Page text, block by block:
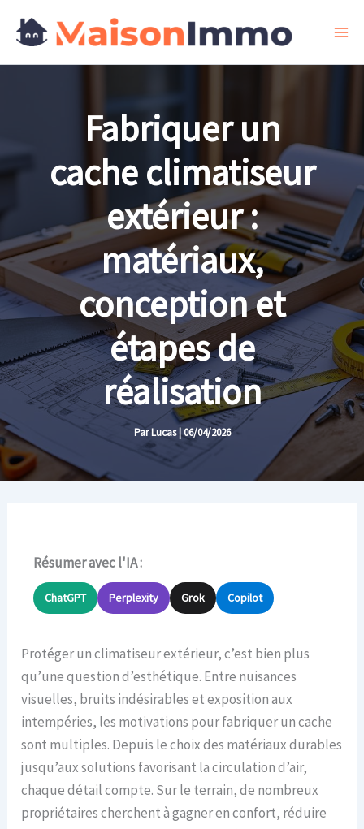
Fabriquer un
cache climatiseur
extérieur :
matériaux,
conception et
étapes de
réalisation
ParLucas|06/04/2026
Résumer avec l'IA :
ChatGPT Perplexity Grok Copilot
Protéger un climatiseur extérieur, c’est bien plus
qu’une question d’esthétique. Entre nuisances
visuelles, bruits indésirables et exposition aux
intempéries, les motivations pour fabriquer un cache
sont multiples. Depuis le choix des matériaux durables
jusqu’aux solutions favorisant la circulation d’air,
chaque détail compte. Sur le terrain, de nombreux
propriétaires cherchent à gagner en confort, réduire